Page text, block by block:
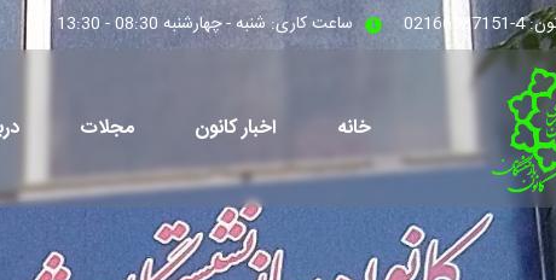
ساعت کاری: شنبه - چهارشنبه 08:30 - 13:30
خانه اخبار کانون مجلات